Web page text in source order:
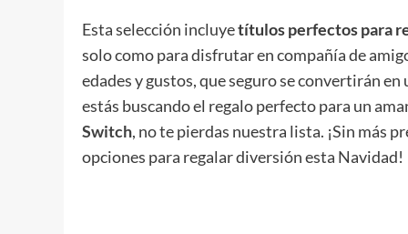
Esta selección incluyetítulos perfectos para
solo como para disfrutar en compañía de
edades y gustos, que seguro se convertirán
estás buscando el regalo perfecto para un
Switch, no te pierdas nuestra lista. ¡Sin más
opciones para regalar diversión esta Navidad!